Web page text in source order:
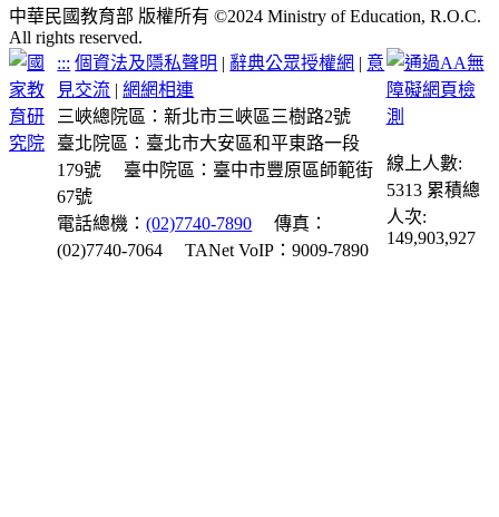
中華民國教育部 版權所有 ©2024 Ministry of Education, R.O.C.
All rights reserved.
::: 個資法及隱私聲明 | 辭典公眾授權網 | 意
見交流 |網網相連
三峽總院區：新北市三峽區三樹路2號
臺北院區：臺北市大安區和平東路一段
179號
臺中院區：臺中市豐原區師範街
67號
電話總機：(02)7740-7890
傳真：
(02)7740-7064
TANet VoIP：9009-7890
線上人數:
5313 累積總
人次:
149,903,927